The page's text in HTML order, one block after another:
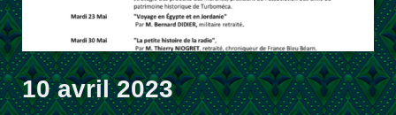
10 avril 2023